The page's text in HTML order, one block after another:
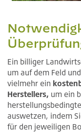
Ein billiger
um auf dem Feld
vielmehr ein
Herstellers, um ein
auswetzen, indem
für den jeweiligen